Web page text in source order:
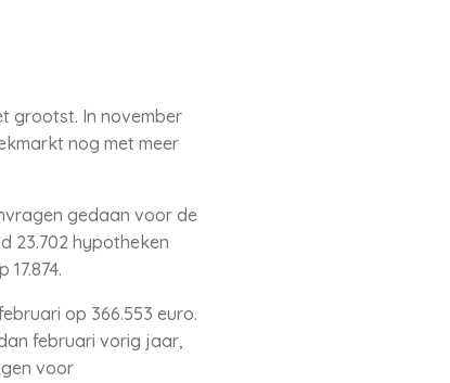
grootst. In november
nog met meer
gedaan voor de
23.702 hypotheken
op 366.553 euro.
februari vorig jaar,
voor